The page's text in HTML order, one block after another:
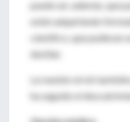
puede ser, además, que
estén adquiriendo
científico, que pudieran
destilar.
La reunión sirvió
ha seguido el